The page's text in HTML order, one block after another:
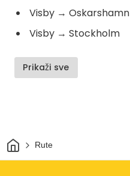
Visby → Oskarshamn
Visby → Stockholm
Prikaži sve
DomRute